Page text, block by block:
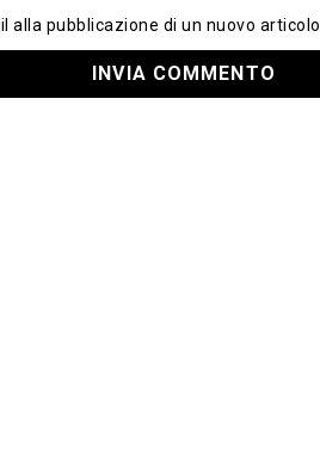
alla pubblicazione di un nuovo articolo.